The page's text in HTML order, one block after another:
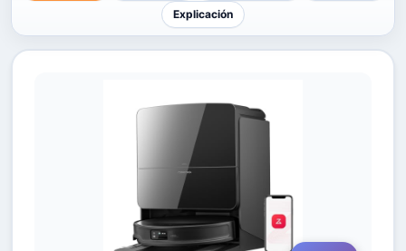
Explicación